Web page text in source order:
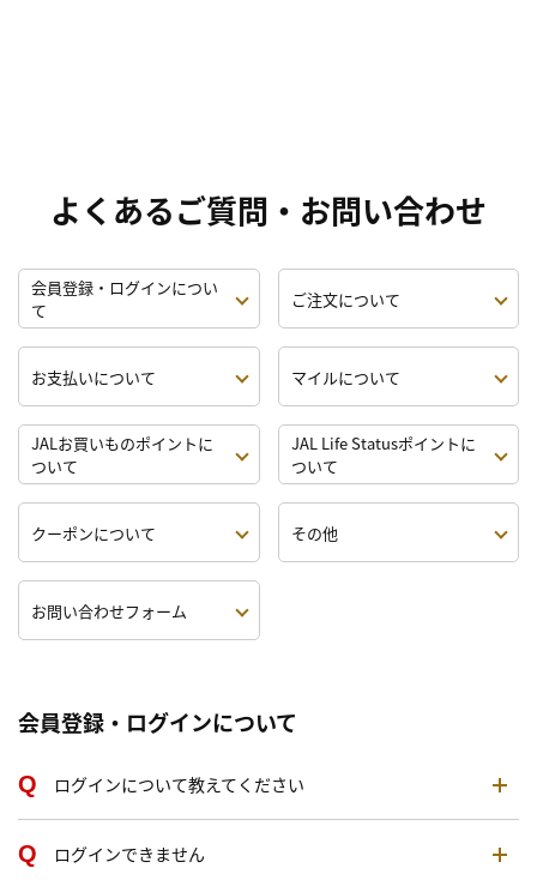
よくあるご質問・お問い合わせ
会員登録・ログインについ
て
ご注文について
お支払いについて マイルについて
JALお買いものポイントに
ついて
JAL Life Statusポイントに
ついて
クーポンについて その他
お問い合わせフォーム
会員登録・ログインについて
ログインについて教えてください
ログインできません